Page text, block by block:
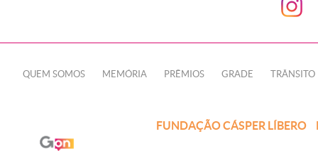
QUEM SOMOS MEMÓRIA PRÊMIOS GRADE TRÂNSITO
FUNDAÇÃO CÁSPER LÍBERO